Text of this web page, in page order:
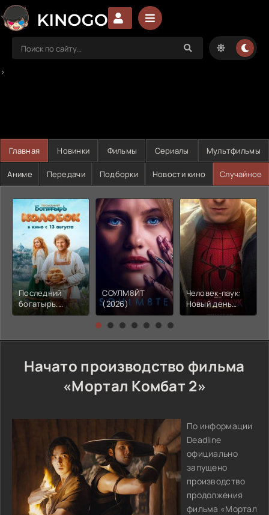
>
Главная Новинки Фильмы Сериалы Мультфильмы
Аниме Передачи Подборки Новости кино Случайное
Последний
богатырь.
Колобок (2026)
СОУЛМ8ЙТ
(2026)
Человек-паук:
Новый день
(2026)
Начато производство фильма
«Мортал Комбат 2»
По информации
Deadline
официально
запущено
производство
продолжения
фильма «Мортал